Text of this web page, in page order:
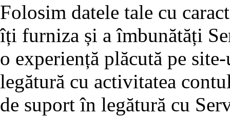
Folosim datele tale cu
îți furniza și a îmbunătăți
o experiență plăcută pe
legătură cu activitatea
de suport în legătură cu